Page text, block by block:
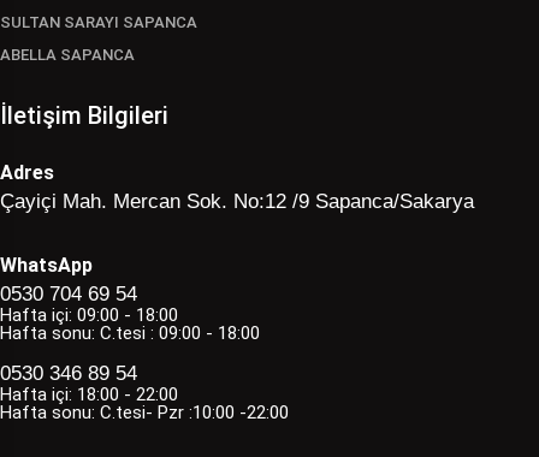
SULTAN SARAYI SAPANCA
ABELLA SAPANCA
İletişim Bilgileri
Adres
Çayiçi Mah. Mercan Sok. No:12 /9 Sapanca/Sakarya
WhatsApp
0530 704 69 54
Hafta içi: 09:00 - 18:00
Hafta sonu: C.tesi : 09:00 - 18:00
0530 346 89 54
Hafta içi: 18:00 - 22:00
Hafta sonu: C.tesi- Pzr :10:00 -22:00